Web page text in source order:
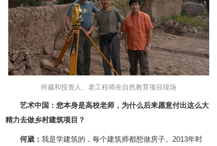
何崴和投资人、老工程师在自然教育项目现场
艺术中国：您本身是高校老师，为什么后来愿意付出这么大
精力去做乡村建筑项目？
何崴：我是学建筑的，每个建筑师都想做房子。2013年时